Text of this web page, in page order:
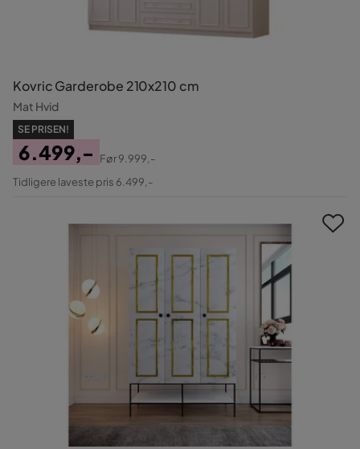
Kovric Garderobe 210x210 cm
Mat Hvid
SE PRISEN!
Pris
6.499,-
Original
Før9.999,-
Tidligere laveste pris 6.499,-